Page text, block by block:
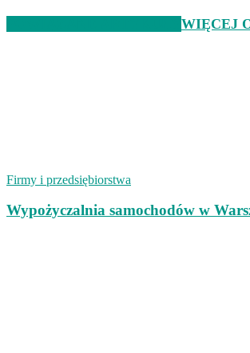
WIĘCEJ
Firmy i przedsiębiorstwa
Wypożyczalnia samochodów w